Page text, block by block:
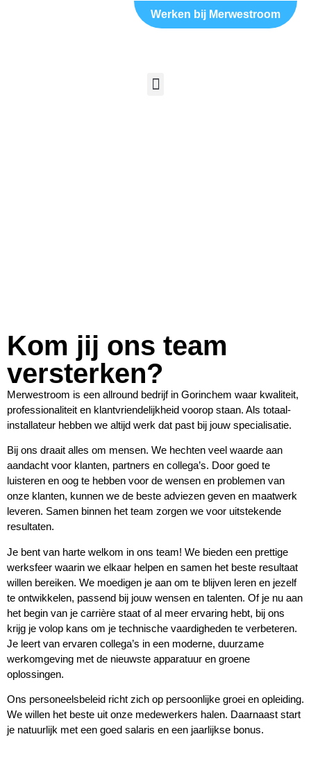
Werken bij Merwestroom
Kom jij ons team
versterken?
Merwestroom is een allround bedrijf in Gorinchem waar kwaliteit,
professionaliteit en klantvriendelijkheid voorop staan. Als totaal-
installateur hebben we altijd werk dat past bij jouw specialisatie.
Bij ons draait alles om mensen. We hechten veel waarde aan
aandacht voor klanten, partners en collega’s. Door goed te
luisteren en oog te hebben voor de wensen en problemen van
onze klanten, kunnen we de beste adviezen geven en maatwerk
leveren. Samen binnen het team zorgen we voor uitstekende
resultaten.
Je bent van harte welkom in ons team! We bieden een prettige
werksfeer waarin we elkaar helpen en samen het beste resultaat
willen bereiken. We moedigen je aan om te blijven leren en jezelf
te ontwikkelen, passend bij jouw wensen en talenten. Of je nu aan
het begin van je carrière staat of al meer ervaring hebt, bij ons
krijg je volop kans om je technische vaardigheden te verbeteren.
Je leert van ervaren collega’s in een moderne, duurzame
werkomgeving met de nieuwste apparatuur en groene
oplossingen.
Ons personeelsbeleid richt zich op persoonlijke groei en opleiding.
We willen het beste uit onze medewerkers halen. Daarnaast start
je natuurlijk met een goed salaris en een jaarlijkse bonus.